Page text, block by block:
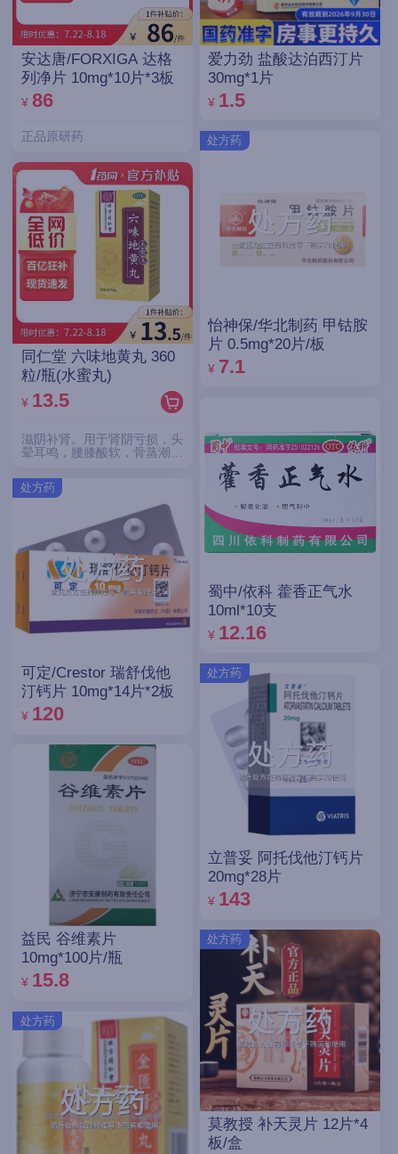
安达唐/FORXIGA 达格
列净片 10mg*10片*3板
¥ 86
正品原研药
同仁堂 六味地黄丸 360
粒/瓶(水蜜丸)
¥ 13.5
滋阴补肾。用于肾阴亏损，头
晕耳鸣，腰膝酸软，骨蒸潮
处方药
可定/Crestor 瑞舒伐他
汀钙片 10mg*14片*2板
¥ 120
益民 谷维素片
10mg*100片/瓶
¥ 15.8
处方药
爱力劲 盐酸达泊西汀片
30mg*1片
¥ 1.5
处方药
怡神保/华北制药 甲钴胺
片 0.5mg*20片/板
¥ 7.1
蜀中/依科 藿香正气水
10ml*10支
¥ 12.16
处方药
立普妥 阿托伐他汀钙片
20mg*28片
¥ 143
处方药
莫教授 补天灵片 12片*4
板/盒